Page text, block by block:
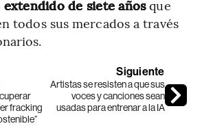
de siete añosque
todos sus mercados a través
fracking
Siguiente
Artistas se resisten a que sus
voces y canciones sean
usadas para entrenar a la IA